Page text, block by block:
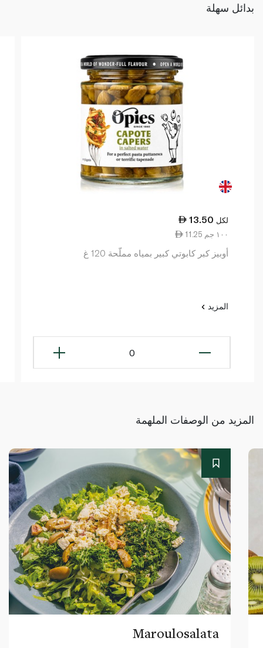
بدائل سهلة
13.50 لكل
11.25 ١٠٠ جم
أوبيز كبر كابوتي كبير بمياه مملّحة 120 غ
المزيد
0
المزيد من الوصفات الملهمة
Maroulosalata